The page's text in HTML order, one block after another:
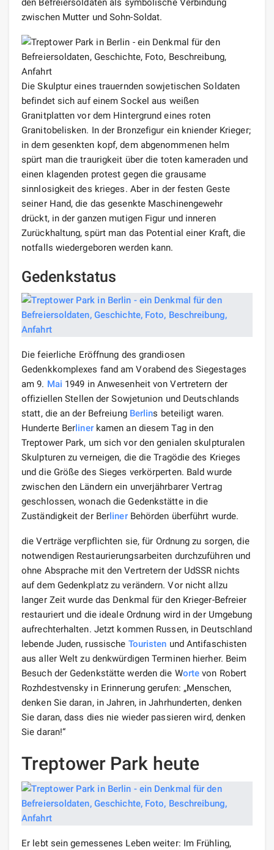
den Befreiersoldaten als symbolische Verbindung
zwischen Mutter und Sohn-Soldat.
Die Skulptur eines trauernden sowjetischen Soldaten
befindet sich auf einem Sockel aus weißen
Granitplatten vor dem Hintergrund eines roten
Granitobelisken. In der Bronzefigur ein kniender Krieger;
in dem gesenkten kopf, dem abgenommenen helm
spürt man die traurigkeit über die toten kameraden und
einen klagenden protest gegen die grausame
sinnlosigkeit des krieges. Aber in der festen Geste
seiner Hand, die das gesenkte Maschinengewehr
drückt, in der ganzen mutigen Figur und inneren
Zurückhaltung, spürt man das Potential einer Kraft, die
notfalls wiedergeboren werden kann.
Gedenkstatus
Die feierliche Eröffnung des grandiosen
Gedenkkomplexes fand am Vorabend des Siegestages
am 9. Mai 1949 in Anwesenheit von Vertretern der
offiziellen Stellen der Sowjetunion und Deutschlands
statt, die an der Befreiung Berlins beteiligt waren.
Hunderte Berlinerkamen an diesem Tag in den
Treptower Park, um sich vor den genialen skulpturalen
Skulpturen zu verneigen, die die Tragödie des Krieges
und die Größe des Sieges verkörperten. Bald wurde
zwischen den Ländern ein unverjährbarer Vertrag
geschlossen, wonach die Gedenkstätte in die
Zuständigkeit der BerlinerBehörden überführt wurde.
die Verträge verpflichten sie, für Ordnung zu sorgen, die
notwendigen Restaurierungsarbeiten durchzuführen und
ohne Absprache mit den Vertretern der UdSSR nichts
auf dem Gedenkplatz zu verändern. Vor nicht allzu
langer Zeit wurde das Denkmal für den Krieger-Befreier
restauriert und die ideale Ordnung wird in der Umgebung
aufrechterhalten. Jetzt kommen Russen, in Deutschland
lebende Juden, russische Touristen und Antifaschisten
aus aller Welt zu denkwürdigen Terminen hierher. Beim
Besuch der Gedenkstätte werden die Worte von Robert
Rozhdestvensky in Erinnerung gerufen: „Menschen,
denken Sie daran, in Jahren, in Jahrhunderten, denken
Sie daran, dass dies nie wieder passieren wird, denken
Sie daran!“
Treptower Park heute
Er lebt sein gemessenes Leben weiter: Im Frühling,